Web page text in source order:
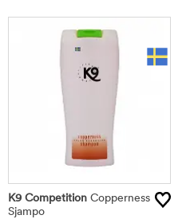
K9 Competition Copperness
Sjampo